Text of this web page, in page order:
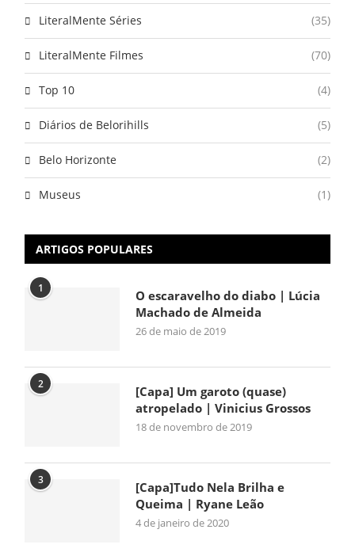
LiteralMente Séries (35)
LiteralMente Filmes (70)
Top 10 (4)
Diários de Belorihills (5)
Belo Horizonte (2)
Museus (1)
ARTIGOS POPULARES
1
O escaravelho do diabo | Lúcia
Machado de Almeida
26 de maio de 2019
2
[Capa] Um garoto (quase)
atropelado | Vinicius Grossos
18 de novembro de 2019
3
[Capa]Tudo Nela Brilha e
Queima | Ryane Leão
4 de janeiro de 2020